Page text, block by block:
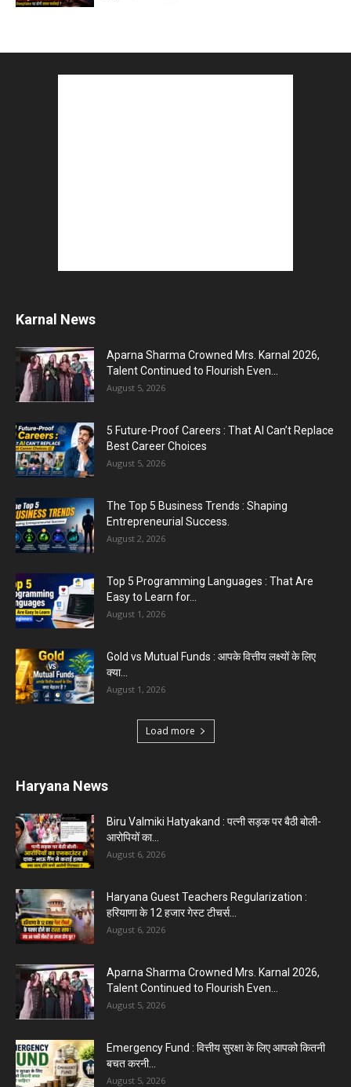
Karnal News
Aparna Sharma Crowned Mrs. Karnal 2026,
Talent Continued to Flourish Even...
August 5, 2026
5 Future-Proof Careers : That AI Can’t Replace
Best Career Choices
August 5, 2026
The Top 5 Business Trends : Shaping
Entrepreneurial Success.
August 2, 2026
Top 5 Programming Languages : That Are
Easy to Learn for...
August 1, 2026
Gold vs Mutual Funds : आपके वित्तीय लक्ष्यों के लिए
क्या...
August 1, 2026
Load more
Haryana News
Biru Valmiki Hatyakand : पत्नी सड़क पर बैठी बोली-
आरोपियों का...
August 6, 2026
Haryana Guest Teachers Regularization :
हरियाणा के 12 हजार गेस्ट टीचर्स...
August 6, 2026
Aparna Sharma Crowned Mrs. Karnal 2026,
Talent Continued to Flourish Even...
August 5, 2026
Emergency Fund : वित्तीय सुरक्षा के लिए आपको कितनी
बचत करनी...
August 5, 2026